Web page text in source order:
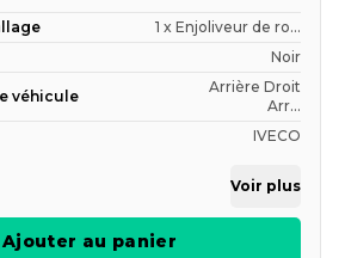
1 x Enjoliveur de ro...
Noir
véhicule
Arrière Droit
Arr...
IVECO
Voir plus
Ajouter au panier